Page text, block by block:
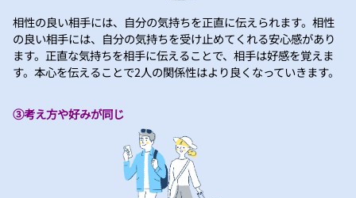
相性の良い相手には、自分の気持ちを正直に伝えられます。相性
の良い相手には、自分の気持ちを受け止めてくれる安心感があり
ます。正直な気持ちを相手に伝えることで、相手は好感を覚えま
す。本心を伝えることで2人の関係性はより良くなっていきます。
③考え方や好みが同じ